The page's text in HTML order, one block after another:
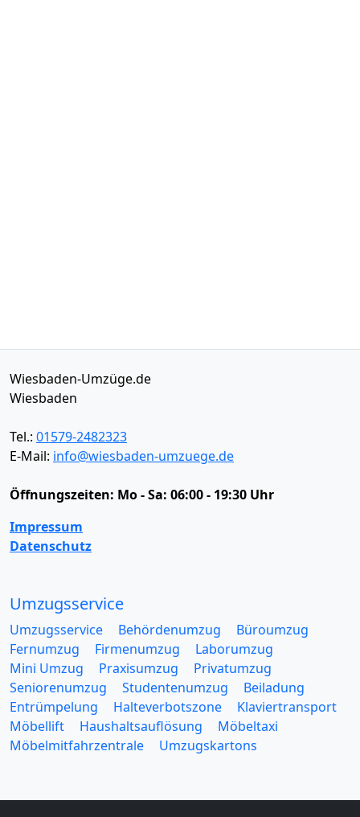
Wiesbaden-Umzüge.de
Wiesbaden
Tel.: 01579-2482323
E-Mail: info@wiesbaden-umzuege.de
Öffnungszeiten: Mo - Sa: 06:00 - 19:30 Uhr
Impressum
Datenschutz
Umzugsservice
Umzugsservice Behördenumzug
Büroumzug
Fernumzug
Firmenumzug
Laborumzug
Mini Umzug
Praxisumzug
Privatumzug
Seniorenumzug
Studentenumzug
Beiladung
Entrümpelung
Halteverbotszone
Klaviertransport
Möbellift
Haushaltsauflösung
Möbeltaxi
Möbelmitfahrzentrale
Umzugskartons